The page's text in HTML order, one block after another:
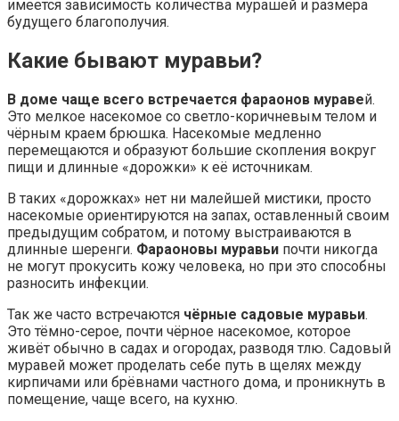
имеется зависимость количества мурашей и размера
будущего благополучия.
Какие бывают муравьи?
В доме чаще всего встречается фараонов муравей.
Это мелкое насекомое со светло-коричневым телом и
чёрным краем брюшка. Насекомые медленно
перемещаются и образуют большие скопления вокруг
пищи и длинные «дорожки» к её источникам.
В таких «дорожках» нет ни малейшей мистики, просто
насекомые ориентируются на запах, оставленный своим
предыдущим собратом, и потому выстраиваются в
длинные шеренги. Фараоновы муравьи почти никогда
не могут прокусить кожу человека, но при это способны
разносить инфекции.
Так же часто встречаются чёрные садовые муравьи.
Это тёмно-серое, почти чёрное насекомое, которое
живёт обычно в садах и огородах, разводя тлю. Садовый
муравей может проделать себе путь в щелях между
кирпичами или брёвнами частного дома, и проникнуть в
помещение, чаще всего, на кухню.